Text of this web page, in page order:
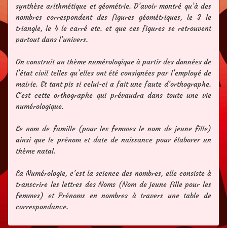
synthèse arithmétique et géométrie. D’avoir montré qu’à des
nombres correspondent des figures géométriques, le 3 le
triangle, le 4 le carré etc. et que ces figures se retrouvent
partout dans l’univers.
On construit un thème numérologique à partir des données de
l’état civil telles qu’elles ont été consignées par l’employé de
mairie. Et tant pis si celui-ci a fait une faute d’orthographe.
C’est cette orthographe qui prévaudra dans toute une vie
numérologique.
Le nom de famille (pour les femmes le nom de jeune fille)
ainsi que le prénom et date de naissance pour élaborer un
thème natal.
La Numérologie, c’est la science des nombres, elle consiste à
transcrire les lettres des Noms (Nom de jeune fille pour les
femmes) et Prénoms en nombres à travers une table de
correspondance.